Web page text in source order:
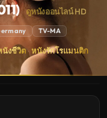
ดูหนังออนไลน์ HD
TV-MA
นังชีวิต · หนังรักโรแมนติก